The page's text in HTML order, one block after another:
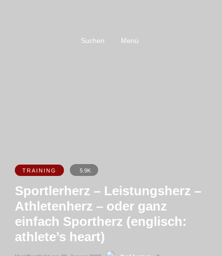
Suchen Menü
TRAINING 5.9K
Sportlerherz – Leistungsherz –
Athletenherz – oder ganz
einfach Sportherz (englisch:
athlete’s heart)